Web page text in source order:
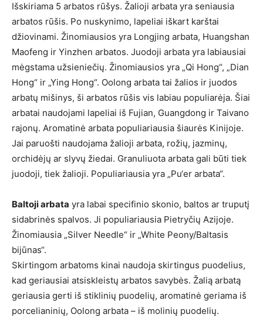
Išskiriama 5 arbatos rūšys. Žalioji arbata yra seniausia
arbatos rūšis. Po nuskynimo, lapeliai iškart karštai
džiovinami. Žinomiausios yra Longjing arbata, Huangshan
Maofeng ir Yinzhen arbatos. Juodoji arbata yra labiausiai
mėgstama užsieniečių. Žinomiausios yra „Qi Hong“, „Dian
Hong“ ir „Ying Hong“. Oolong arbata tai žalios ir juodos
arbatų mišinys, ši arbatos rūšis vis labiau populiarėja. Šiai
arbatai naudojami lapeliai iš Fujian, Guangdong ir Taivano
rajonų. Aromatinė arbata populiariausia šiaurės Kinijoje.
Jai paruošti naudojama žalioji arbata, rožių, jazminų,
orchidėjų ar slyvų žiedai. Granuliuota arbata gali būti tiek
juodoji, tiek žalioji. Populiariausia yra „Pu‘er arbata“.
Baltoji arbata yra labai specifinio skonio, baltos ar truputį
sidabrinės spalvos. Ji populiariausia Pietryčių Azijoje.
Žinomiausia „Silver Needle“ ir „White Peony/Baltasis
bijūnas“.
Skirtingom arbatoms kinai naudoja skirtingus puodelius,
kad geriausiai atsiskleistų arbatos savybės. Žalią arbatą
geriausia gerti iš stiklinių puodelių, aromatinė geriama iš
porcelianinių, Oolong arbata – iš molinių puodelių.